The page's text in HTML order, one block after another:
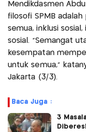
Mendikdasmen
filosofi SPMB
semua, inklusi
sosial. “Semangat
kesempatan
untuk semua,”
Jakarta (3/3).
Baca Juga :
3